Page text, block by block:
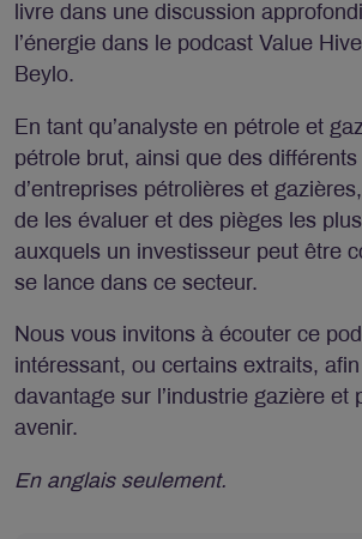
livre dans une discussion
l’énergie dans le podcast Value
Beylo.
En tant qu’analyste en pétrole et
pétrole brut, ainsi que des
d’entreprises pétrolières et
de les évaluer et des pièges les
auxquels un investisseur peut être
se lance dans ce secteur.
Nous vous invitons à écouter ce
intéressant, ou certains extraits, afin
davantage sur l’industrie gazière et
avenir.
En anglais seulement.